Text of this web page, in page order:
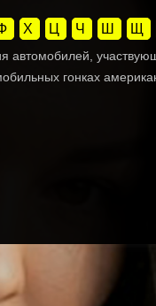
Х Ц Ч Ш Щ
автомобилей,
гонках